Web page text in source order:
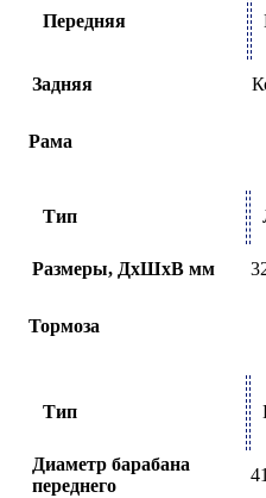
Передняя
Задняя
Рама
Тип
Размеры, ДхШхВ мм
Тормоза
Тип
Диаметр барабана
переднего